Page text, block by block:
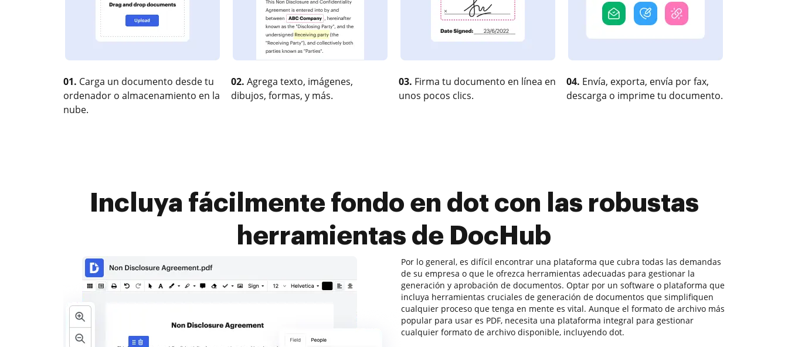
01. Carga un documento desde tu
ordenador o almacenamiento en la
nube.
02. Agrega texto, imágenes,
dibujos, formas, y más.
03. Firma tu documento en línea en
unos pocos clics.
04. Envía, exporta, envía por fax,
descarga o imprime tu documento.
Incluya fácilmente fondo en dot con las robustas
herramientas de DocHub
Por lo general, es difícil encontrar una plataforma que cubra todas las demandas
de su empresa o que le ofrezca herramientas adecuadas para gestionar la
generación y aprobación de documentos. Optar por un software o plataforma que
incluya herramientas cruciales de generación de documentos que simplifiquen
cualquier proceso que tenga en mente es vital. Aunque el formato de archivo más
popular para usar es PDF, necesita una plataforma integral para gestionar
cualquier formato de archivo disponible, incluyendo dot.